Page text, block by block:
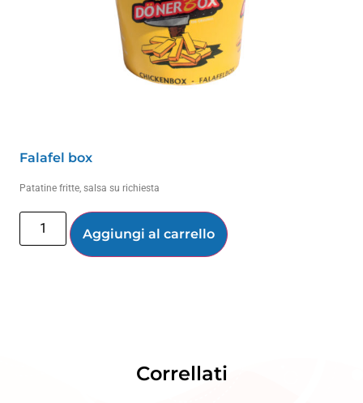
Falafel box
Patatine fritte, salsa su richiesta
Aggiungi al carrello
Correllati